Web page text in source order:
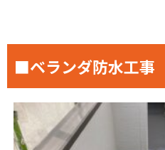
■ベランダ防水工事